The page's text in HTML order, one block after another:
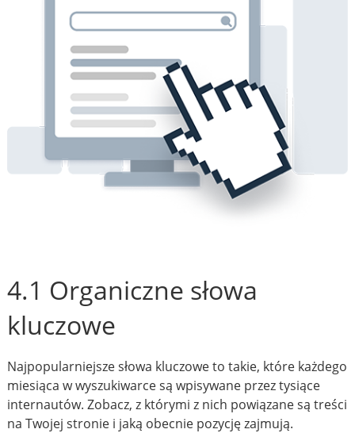
4.1 Organiczne słowa
kluczowe
Najpopularniejsze słowa kluczowe to takie, które każdego
miesiąca w wyszukiwarce są wpisywane przez tysiące
internautów. Zobacz, z którymi z nich powiązane są treści
na Twojej stronie i jaką obecnie pozycję zajmują.